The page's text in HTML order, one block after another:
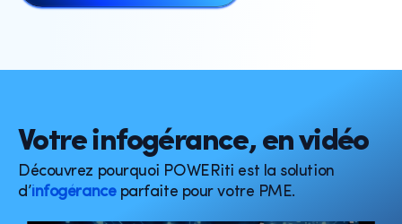
Votre infogérance, en vidéo
Découvrez pourquoi POWERiti est la solution
d’infogéranceparfaite pour votre PME.